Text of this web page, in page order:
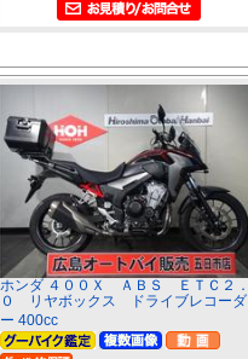
ホンダ ４００Ｘ ＡＢＳ ＥＴＣ２．
０ リヤボックス ドライブレコーダ
ー 400cc